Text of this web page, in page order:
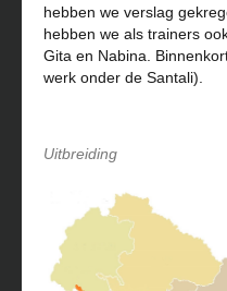
hebben we verslag
hebben we als trainers
Gita en Nabina.
werk onder de Santali).
Uitbreiding